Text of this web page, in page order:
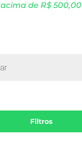
acima de R$ 500,00
Filtros